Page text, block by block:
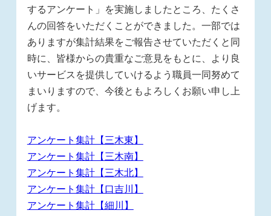
するアンケート」を実施しましたところ、たくさ
んの回答をいただくことができました。一部では
ありますが集計結果をご報告させていただくと同
時に、皆様からの貴重なご意見をもとに、より良
いサービスを提供していけるよう職員一同努めて
まいりますので、今後ともよろしくお願い申し上
げます。
アンケート集計【三木東】
アンケート集計【三木南】
アンケート集計【三木北】
アンケート集計【口吉川】
アンケート集計【細川】